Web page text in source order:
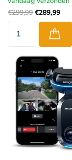
€299,99 €289,99